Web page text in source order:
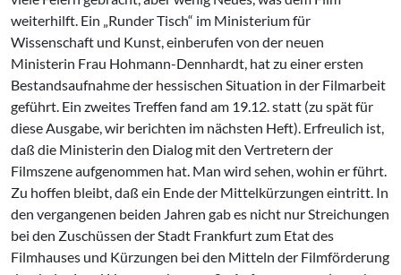
weiterhilft. Ein „Runder Tisch“ im Ministerium für
Wissenschaft und Kunst, einberufen von der neuen
Ministerin Frau Hohmann-Dennhardt, hat zu einer ersten
Bestandsaufnahme der hessischen Situation in der Filmarbeit
geführt. Ein zweites Treffen fand am 19.12. statt (zu spät für
diese Ausgabe, wir berichten im nächsten Heft). Erfreulich ist,
daß die Ministerin den Dialog mit den Vertretern der
Filmszene aufgenommen hat. Man wird sehen, wohin er führt.
Zu hoffen bleibt, daß ein Ende der Mittelkürzungen eintritt. In
den vergangenen beiden Jahren gab es nicht nur Streichungen
bei den Zuschüssen der Stadt Frankfurt zum Etat des
Filmhauses und Kürzungen bei den Mitteln der Filmförderung